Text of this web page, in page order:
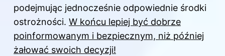
podejmując jednocześnie odpowiednie środki
ostrożności. W końcu lepiej być dobrze
poinformowanym i bezpiecznym, niż później
żałować swoich decyzji!